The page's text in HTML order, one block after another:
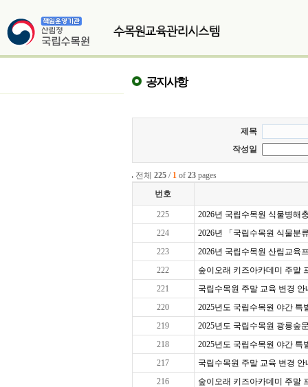
공지사항
제목
작성일
전체 225 / 1 of 23 pages
번호
225
2026년 국립수목원 식물병해
224
2026년 「국립수목원 식물분
223
2026년 국립수목원 산림교육
222
숲이오래 키즈아카데미 주말
221
국립수목원 주말 교육 변경 안
220
2025년도 국립수목원 야간 특
219
2025년도 국립수목원 광릉숲
218
2025년도 국립수목원 야간 특
217
국립수목원 주말 교육 변경
216
숲이오래 키즈아카데미 주말